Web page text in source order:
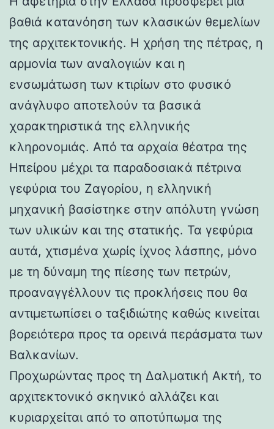
βαθιά κατανόηση των κλασικών θεμελίων
της αρχιτεκτονικής. Η χρήση της πέτρας, η
αρμονία των αναλογιών και η
ενσωμάτωση των κτιρίων στο φυσικό
ανάγλυφο αποτελούν τα βασικά
χαρακτηριστικά της ελληνικής
κληρονομιάς. Από τα αρχαία θέατρα της
Ηπείρου μέχρι τα παραδοσιακά πέτρινα
γεφύρια του Ζαγορίου, η ελληνική
μηχανική βασίστηκε στην απόλυτη γνώση
των υλικών και της στατικής. Τα γεφύρια
αυτά, χτισμένα χωρίς ίχνος λάσπης, μόνο
με τη δύναμη της πίεσης των πετρών,
προαναγγέλλουν τις προκλήσεις που θα
αντιμετωπίσει ο ταξιδιώτης καθώς κινείται
βορειότερα προς τα ορεινά περάσματα των
Βαλκανίων.
Προχωρώντας προς τη Δαλματική Ακτή, το
αρχιτεκτονικό σκηνικό αλλάζει και
κυριαρχείται από το αποτύπωμα της